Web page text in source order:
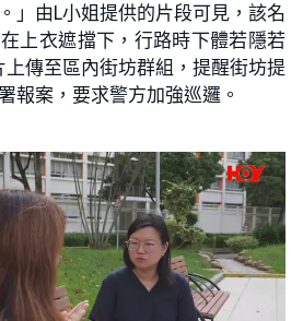
」由L小姐提供的片段可見，該名
上衣遮擋下，行路時下體若隱若
傳至區內街坊群組，提醒街坊提
報案，要求警方加強巡邏。